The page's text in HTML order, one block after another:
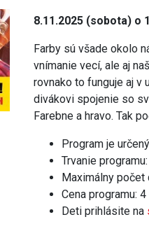
8.11.2025 (sobota) o
Farby sú všade okolo
vnímanie vecí, ale aj
rovnako to funguje aj v
divákovi spojenie so
Farebne a hravo. Tak
Program je
Trvanie
Maximálny počet
Cena programu:
Deti prihlásite na